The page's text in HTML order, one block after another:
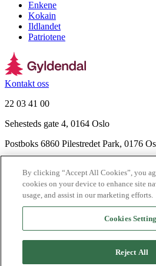
Enkene
Kokain
Ildlandet
Patriotene
Kontakt oss
22 03 41 00
Sehesteds gate 4, 0164 Oslo
Postboks 6860 Pilestredet Park, 0176
Nyhetsbrev
Ledige stillinger
Send inn manus
By clicking “Accept All Cookies”, you
cookies on your device to enhance site
usage, and assist in our marketing efforts.
Cookies
Reject All